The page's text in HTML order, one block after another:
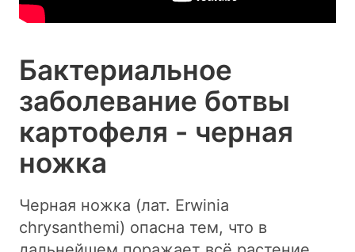
Бактериальное
заболевание ботвы
картофеля - черная
ножка
Черная ножка (лат. Erwinia
chrysanthemi) опасна тем, что в